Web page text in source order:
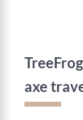
axe
beginning
images